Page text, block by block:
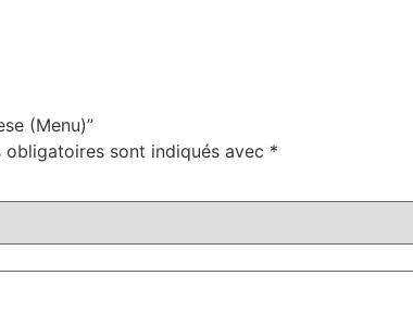
(Menu)”
obligatoires sont indiqués avec *